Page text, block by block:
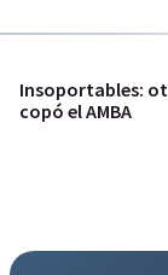
Insoportables:
copó el AMBA